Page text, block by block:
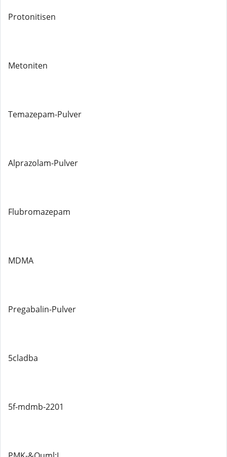
Protonitisen
Metoniten
Temazepam-Pulver
Alprazolam-Pulver
Flubromazepam
MDMA
Pregabalin-Pulver
5cladba
5f-mdmb-2201